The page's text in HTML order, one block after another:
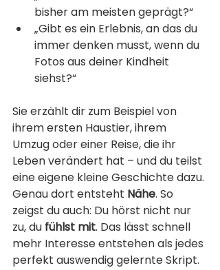
bisher am meisten geprägt?“
„Gibt es ein Erlebnis, an das du
immer denken musst, wenn du
Fotos aus deiner Kindheit
siehst?“
Sie erzählt dir zum Beispiel von
ihrem ersten Haustier, ihrem
Umzug oder einer Reise, die ihr
Leben verändert hat – und du teilst
eine eigene kleine Geschichte dazu.
Genau dort entsteht Nähe. So
zeigst du auch: Du hörst nicht nur
zu, du fühlst mit. Das lässt schnell
mehr Interesse entstehen als jedes
perfekt auswendig gelernte Skript.